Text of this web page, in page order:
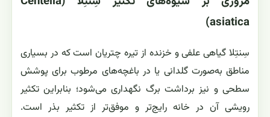
asiatica)
سِنتِلا گیاهی علفی و خزنده از تیره چتریان است که در بسیاری
مناطق به‌صورت گلدانی یا در باغچه‌های مرطوب برای پوشش
سطحی و نیز برداشت برگ نگهداری می‌شود؛ بنابراین تکثیر
رویشی آن در خانه رایج‌تر و موفق‌تر از تکثیر بذر است.